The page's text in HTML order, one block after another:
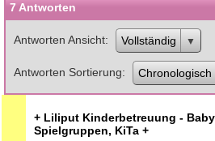
7 Antworten
Antworten Ansicht Vollständig
Antworten Sortierung Chronologisch
+ Liliput Kinderbetreuung -
Spielgruppen, KiTa +